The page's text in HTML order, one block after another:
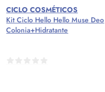
CICLO COSMÉTICOS
Kit Ciclo Hello Hello Muse Deo
Colonia+Hidratante